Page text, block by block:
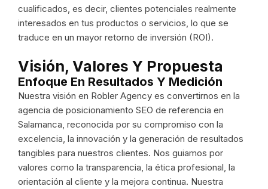
cualificados, es decir, clientes potenciales realmente
interesados en tus productos o servicios, lo que se
traduce en un mayor retorno de inversión (ROI).
Visión, Valores Y Propuesta
Enfoque En Resultados Y Medición
Nuestra visión en Robler Agency es convertirnos en la
agencia de posicionamiento SEO de referencia en
Salamanca, reconocida por su compromiso con la
excelencia, la innovación y la generación de resultados
tangibles para nuestros clientes. Nos guiamos por
valores como la transparencia, la ética profesional, la
orientación al cliente y la mejora continua. Nuestra